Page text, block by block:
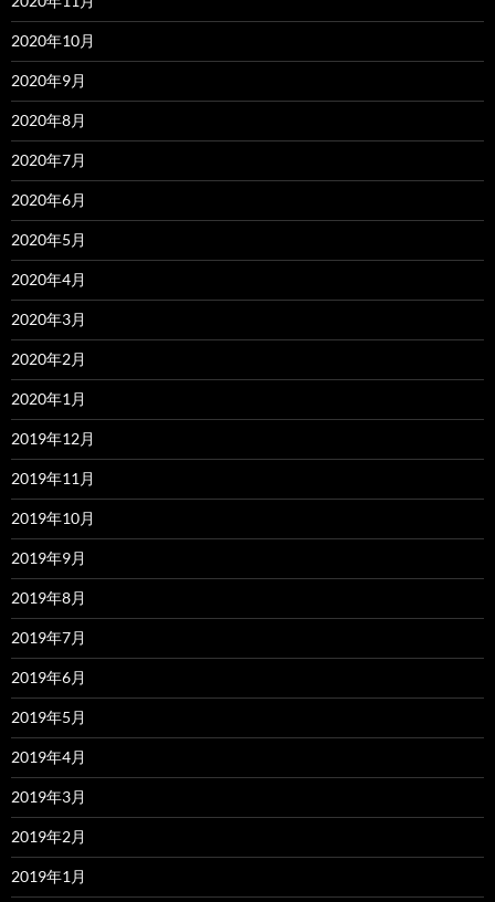
2020年10月
2020年9月
2020年8月
2020年7月
2020年6月
2020年5月
2020年4月
2020年3月
2020年2月
2020年1月
2019年12月
2019年11月
2019年10月
2019年9月
2019年8月
2019年7月
2019年6月
2019年5月
2019年4月
2019年3月
2019年2月
2019年1月